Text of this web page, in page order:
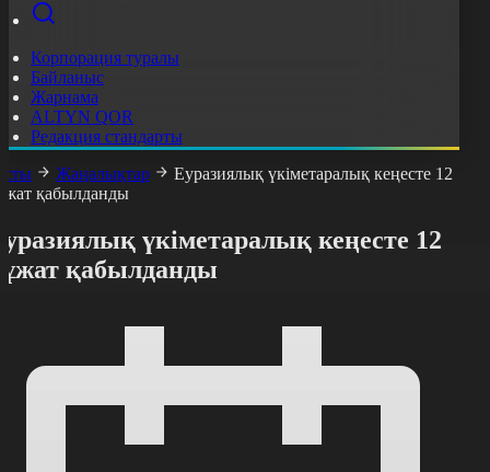
Корпорация туралы
Байланыс
Жарнама
ALTYN QOR
Редакция стандарты
Жаңалықтар
Еуразиялық үкіметаралық кеңесте 12
қабылданды
үкіметаралық кеңесте 12
қабылданды